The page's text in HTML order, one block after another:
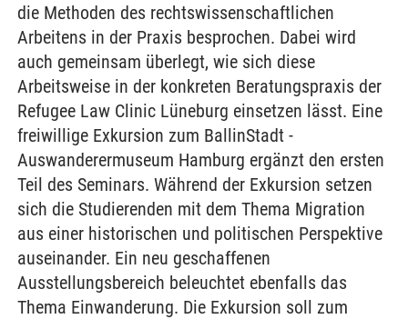
die Methoden des rechtswissenschaftlichen
Arbeitens in der Praxis besprochen. Dabei wird
auch gemeinsam überlegt, wie sich diese
Arbeitsweise in der konkreten Beratungspraxis der
Refugee Law Clinic Lüneburg einsetzen lässt. Eine
freiwillige Exkursion zum BallinStadt -
Auswanderermuseum Hamburg ergänzt den ersten
Teil des Seminars. Während der Exkursion setzen
sich die Studierenden mit dem Thema Migration
aus einer historischen und politischen Perspektive
auseinander. Ein neu geschaffenen
Ausstellungsbereich beleuchtet ebenfalls das
Thema Einwanderung. Die Exkursion soll zum